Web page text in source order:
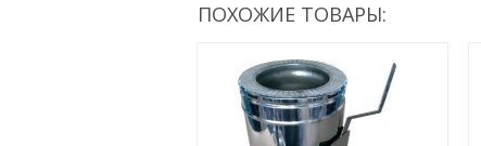
ПОХОЖИЕ ТОВАРЫ: